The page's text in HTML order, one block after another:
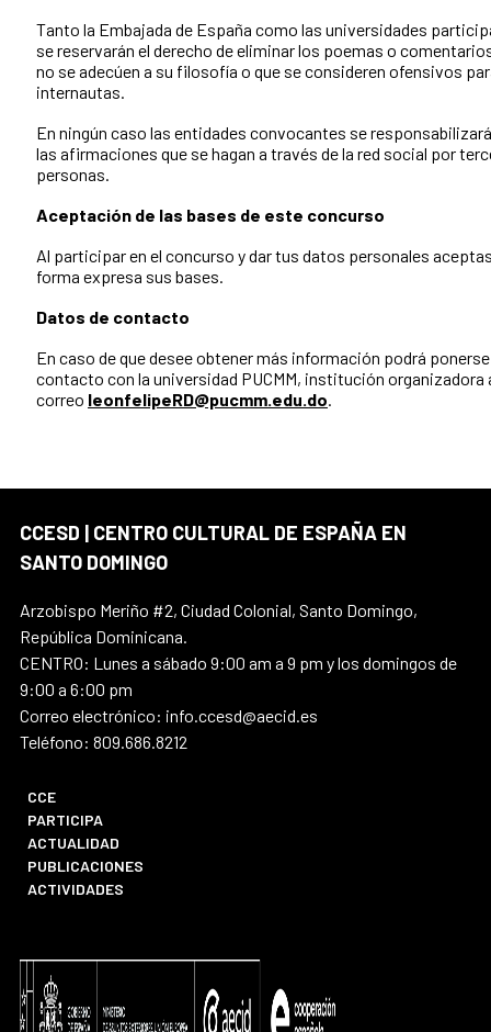
Tanto la Embajada de España como las universidades
se reservarán el derecho de eliminar los poemas o
no se adecúen a su filosofía o que se consideren ofensivos
internautas.
En ningún caso las entidades convocantes se
las afirmaciones que se hagan a través de la red social por
personas.
Aceptación de las bases de este concurso
Al participar en el concurso y dar tus datos personales
forma expresa sus bases.
Datos de contacto
En caso de que desee obtener más información podrá
contacto con la universidad PUCMM, institución organizadora
correo leonfelipeRD@pucmm.edu.do.
CCESD | CENTRO CULTURAL DE ESPAÑA EN
SANTO DOMINGO
Arzobispo Meriño #2, Ciudad Colonial, Santo Domingo,
República Dominicana.
CENTRO: Lunes a sábado 9:00 am a 9 pm y los domingos de
9:00 a 6:00 pm
Correo electrónico: info.ccesd@aecid.es
Teléfono: 809.686.8212
CCE
PARTICIPA
ACTUALIDAD
PUBLICACIONES
ACTIVIDADES